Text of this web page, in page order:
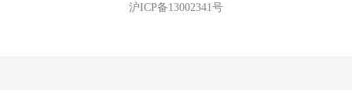
沪ICP备13002341号